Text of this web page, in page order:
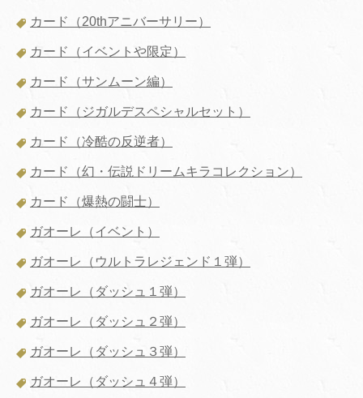
カード（20thアニバーサリー）
カード（イベントや限定）
カード（サンムーン編）
カード（ジガルデスペシャルセット）
カード（冷酷の反逆者）
カード（幻・伝説ドリームキラコレクション）
カード（爆熱の闘士）
ガオーレ（イベント）
ガオーレ（ウルトラレジェンド１弾）
ガオーレ（ダッシュ１弾）
ガオーレ（ダッシュ２弾）
ガオーレ（ダッシュ３弾）
ガオーレ（ダッシュ４弾）